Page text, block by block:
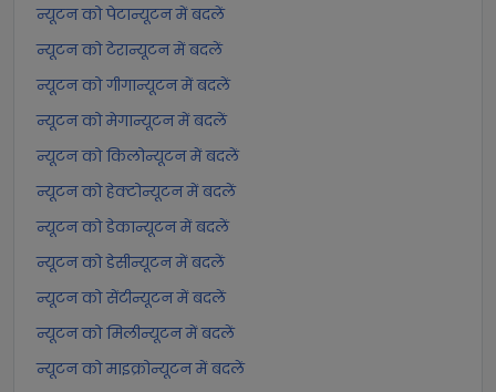
न्यूटन को पेटान्यूटन में बदलें
न्यूटन को टेरान्यूटन में बदलें
न्यूटन को गीगान्यूटन में बदलें
न्यूटन को मेगान्यूटन में बदलें
न्यूटन को किलोन्यूटन में बदलें
न्यूटन को हेक्टोन्यूटन में बदलें
न्यूटन को डेकान्यूटन में बदलें
न्यूटन को डेसीन्यूटन में बदलें
न्यूटन को सेंटीन्यूटन में बदलें
न्यूटन को मिलीन्यूटन में बदलें
न्यूटन को माइक्रोन्यूटन में बदलें